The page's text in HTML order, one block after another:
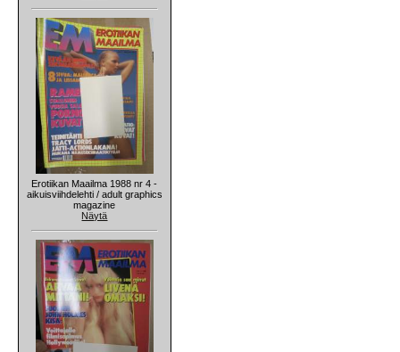
Erotiikan Maailma 1988 nr 4 -
aikuisviihdelehti / adult graphics
magazine
Näytä